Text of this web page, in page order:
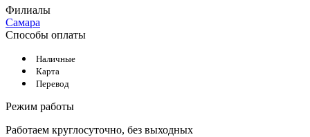
Филиалы
Самара
Способы оплаты
Наличные
Карта
Перевод
Режим работы
Работаем круглосуточно, без выходных